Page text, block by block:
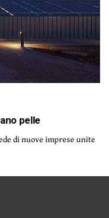
pelle
di nuove imprese unite